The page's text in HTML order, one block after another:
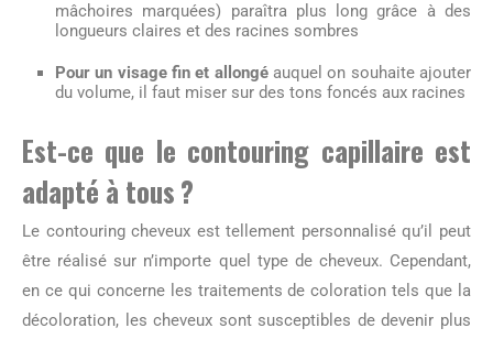
mâchoires marquées) paraîtra plus long grâce à des
longueurs claires et des racines sombres
Pour un visage fin et allongéauquel on souhaite ajouter
du volume, il faut miser sur des tons foncés aux racines
Est-ce que le contouring capillaire est
adapté à tous ?
Le contouring cheveux est tellement personnalisé qu’il peut
être réalisé sur n’importe quel type de cheveux. Cependant,
en ce qui concerne les traitements de coloration tels que la
décoloration, les cheveux sont susceptibles de devenir plus